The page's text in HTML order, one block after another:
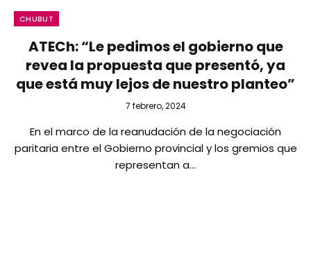
CHUBUT
ATECh: “Le pedimos el gobierno que
revea la propuesta que presentó, ya
que está muy lejos de nuestro planteo”
7 febrero, 2024
En el marco de la reanudación de la negociación
paritaria entre el Gobierno provincial y los gremios que
representan a…